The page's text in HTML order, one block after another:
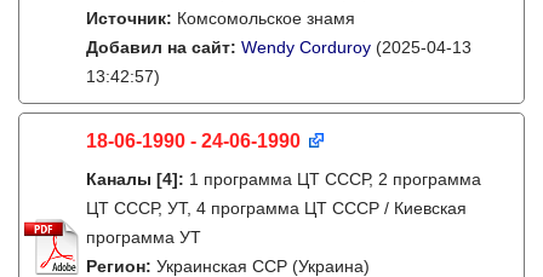
Источник: Комсомольское знамя
Добавил на сайт: Wendy Corduroy (2025-04-13
13:42:57)
18-06-1990 - 24-06-1990
Каналы [4]: 1 программа ЦТ СССР, 2 программа
ЦТ СССР, УТ, 4 программа ЦТ СССР / Киевская
программа УТ
Регион: Украинская ССР (Украина)